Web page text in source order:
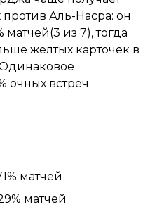
Аль-Насра: он
из 7), тогда
желтых карточек в
Одинаковое
очных встреч
матчей
матчей